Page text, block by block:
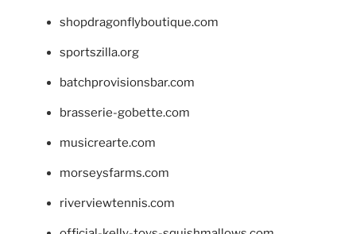
shopdragonflyboutique.com
sportszilla.org
batchprovisionsbar.com
brasserie-gobette.com
musicrearte.com
morseysfarms.com
riverviewtennis.com